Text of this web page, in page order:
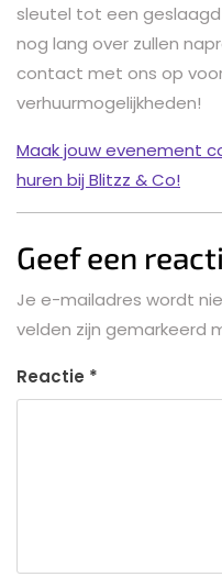
sleutel tot een
nog lang over zullen
contact met ons op
verhuurmogelijkheden!
Maak jouw evenement
huren bij Blitzz & Co!
Geef een
Je e-mailadres wordt
velden zijn gemarkeerd
Reactie *